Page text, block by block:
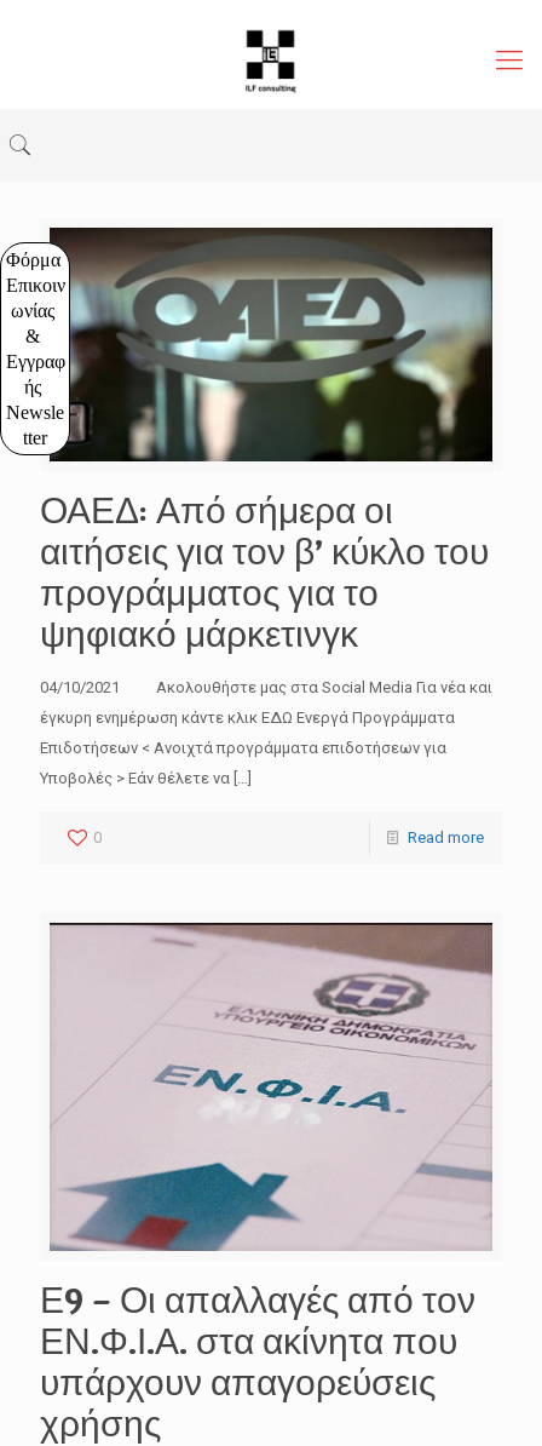
Φόρμα
Επικοιν
ωνίας
&
Εγγραφ
ής
Newsle
tter
ΟΑΕΔ: Από σήμερα οι
αιτήσεις για τον β’ κύκλο του
προγράμματος για το
ψηφιακό μάρκετινγκ
04/10/2021 Ακολουθήστε μας στα Social Media Για νέα και
έγκυρη ενημέρωση κάντε κλικ ΕΔΩ Ενεργά Προγράμματα
Επιδοτήσεων < Ανοιχτά προγράμματα επιδοτήσεων για
Υποβολές > Εάν θέλετε να
0 Read more
Ε9 – Οι απαλλαγές από τον
ΕΝ.Φ.Ι.Α. στα ακίνητα που
υπάρχουν απαγορεύσεις
χρήσης